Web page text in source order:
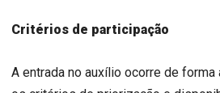
Critérios de participação
A entrada no auxílio ocorre de